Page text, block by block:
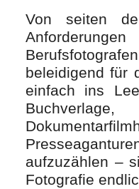
Von seiten
beleidigend für
einfach ins
aufzuzählen –
Fotografie